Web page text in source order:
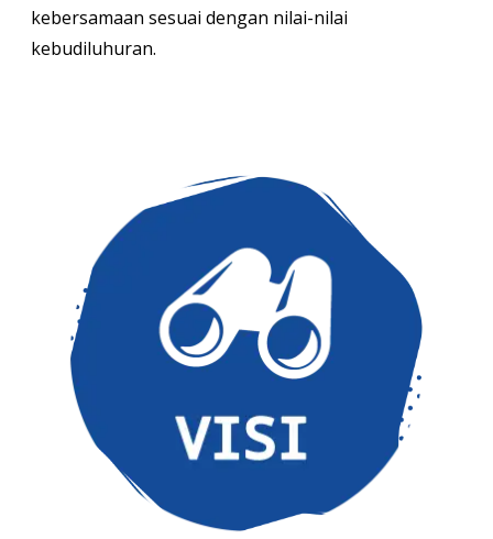
kebersamaan sesuai dengan nilai-nilai
kebudiluhuran.